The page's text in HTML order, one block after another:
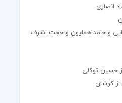
انصاری
و حامد همایون و حجت اشرف
حسین توکلی
کوشان